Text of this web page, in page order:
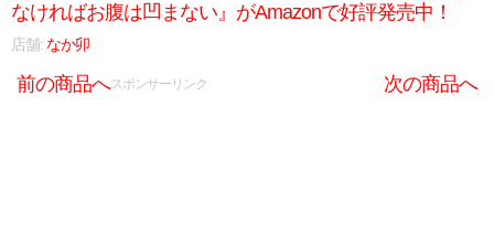
なければお腹は凹まない』がAmazonで好評発売中！
店舗: なか卯
前の商品へ 次の商品へ
スポンサーリンク